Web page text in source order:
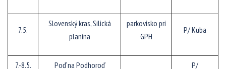
7.5.
Slovenský kras, Silická
planina
parkovisko pri
GPH
P/ Kuba
7.-8.5. Poď na Podhoroď P/